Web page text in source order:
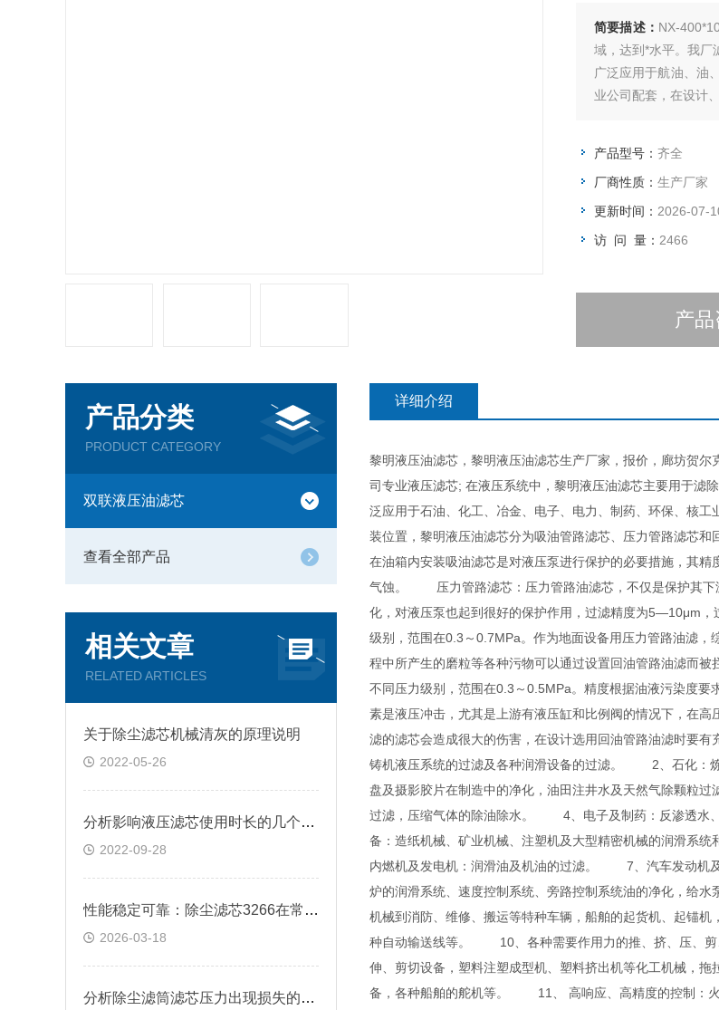
简要描述： NX-400*10黎明液压油滤芯 凭
域，达到*水平。我厂
广泛应用于航油、油
业公司配套，在设计
产品型号： 齐全
厂商性质： 生产厂家
更新时间： 2026-07-
访 问 量： 2466
产
产品分类
PRODUCT CATEGORY
双联液压油滤芯
查看全部产品
相关文章
RELATED ARTICLES
关于除尘滤芯机械清灰的原理说明
2022-05-26
分析影响液压滤芯使用时长的几个因素
2022-09-28
性能稳定可靠：除尘滤芯3266在常规工况下的表现
2026-03-18
分析除尘滤筒滤芯压力出现损失的影响
详细介绍
黎明液压油滤芯，黎明液压油滤芯生产厂家，报价，廊坊贺
司专业液压滤芯; 在液压系统中，黎明液压油滤芯主要用
泛应用于石油、化工、冶金、电子、电力、制药、环保、
装位置，黎明液压油滤芯分为吸油管路滤芯、压力管路滤
在油箱内安装吸油滤芯是对液压泵进行保护的必要措施，其
气蚀。 压力管路滤芯：压力管路油滤芯，不仅是保护其下
化，对液压泵也起到很好的保护作用，过滤精度为5—10μm
级别，范围在0.3～0.7MPa。作为地面设备用压力管路油滤
程中所产生的磨粒等各种污物可以通过设置回油管路油滤而
不同压力级别，范围在0.3～0.5MPa。精度根据油液污染度
素是液压冲击，尤其是上游有液压缸和比例阀的情况下，在
滤的滤芯会造成很大的伤害，在设计选用回油管路油滤时
铸机液压系统的过滤及各种润滑设备的过滤。 2、石化：炼
盘及摄影胶片在制造中的净化，油田注井水及天然气除颗
过滤，压缩气体的除油除水。 4、电子及制药：反渗透水
备：造纸机械、矿业机械、注塑机及大型精密机械的润滑
内燃机及发电机：润滑油及机油的过滤。 7、汽车发动机
炉的润滑系统、速度控制系统、旁路控制系统油的净化，
机械到消防、维修、搬运等特种车辆，船舶的起货机、起锚
种自动输送线等。 10、各种需要作用力的推、挤、压、剪
伸、剪切设备，塑料注塑成型机、塑料挤出机等化工机械，
备，各种船舶的舵机等。 11、 高响应、高精度的控制：火